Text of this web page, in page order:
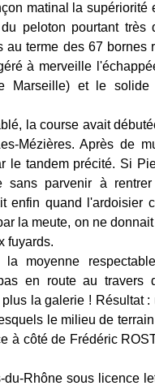
matinal la supériorité
peloton pourtant très
au terme des 67 bornes
à merveille
Marseille) et le
la course avait
Mézières. Après de
le tandem précité. Si
sans parvenir à
enfin quand l'ardoisier
la meute, on ne
fuyards.
moyenne
en route au travers
la galerie ! Résultat
le milieu de
à côté de Frédéric
Rhône sous licence